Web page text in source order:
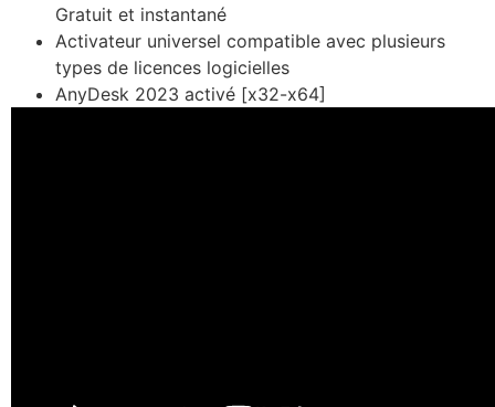
Gratuit et instantané
Activateur universel compatible avec plusieurs
types de licences logicielles
AnyDesk 2023 activé [x32-x64]